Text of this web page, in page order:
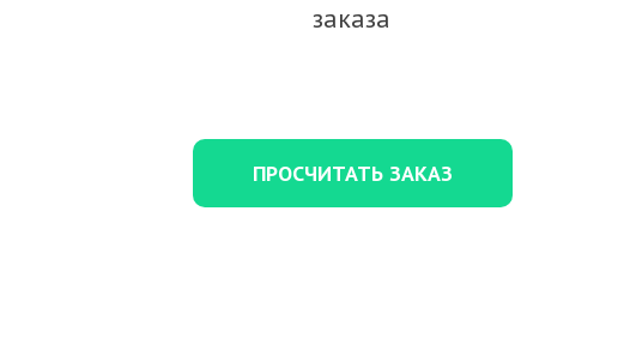
заказа
ПРОСЧИТАТЬ ЗАКАЗ